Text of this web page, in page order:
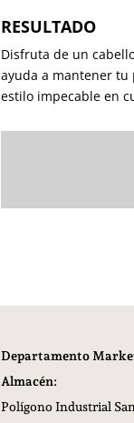
RESULTADO
Disfruta de un
ayuda a mantener
estilo impecable en
Departamento
Almacén:
Polígono Industrial